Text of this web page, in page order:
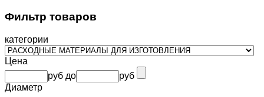
Фильтр товаров
категории
Цена
руб до
руб
Диаметр